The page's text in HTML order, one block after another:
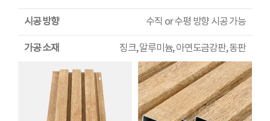
시공 방향 수직 or 수평 방향 시공 가능
가공 소재 징크, 알루미늄, 아연도금강판, 동판